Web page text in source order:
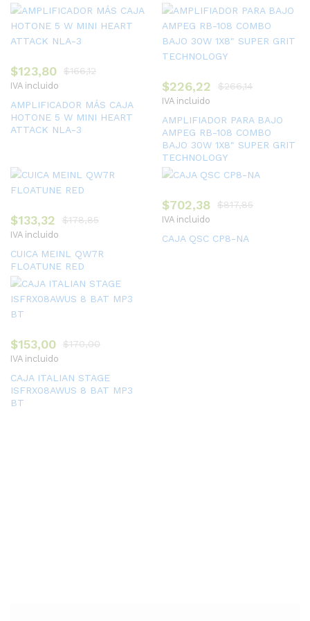
$123,80 $166,12
IVA incluido
AMPLIFICADOR MÁS CAJA
HOTONE 5 W MINI HEART
ATTACK NLA-3
$226,22 $266,14
IVA incluido
AMPLIFIADOR PARA BAJO
AMPEG RB-108 COMBO
BAJO 30W 1X8″ SUPER GRIT
TECHNOLOGY
$133,32 $178,85
IVA incluido
CUICA MEINL QW7R
FLOATUNE RED
$702,38 $817,85
IVA incluido
CAJA QSC CP8-NA
$153,00 $170,00
IVA incluido
CAJA ITALIAN STAGE
ISFRX08AWUS 8 BAT MP3
BT